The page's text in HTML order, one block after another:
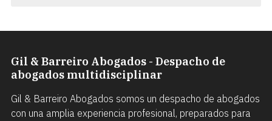
Gil & Barreiro Abogados - Despacho de
abogados multidisciplinar
Gil & Barreiro Abogados somos un despacho de abogados
con una amplia experiencia profesional, preparados para